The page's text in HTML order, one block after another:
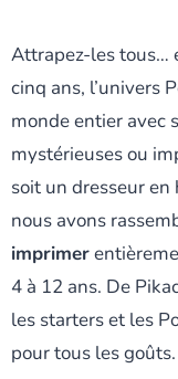
Attrapez-les tous…
cinq ans, l’univers
monde entier avec
mystérieuses ou
soit un dresseur
nous avons
imprimer
4 à 12 ans. De
les starters et les
pour tous les goûts.